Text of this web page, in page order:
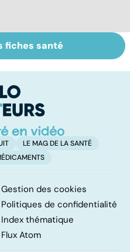
Faites un pied de
nez à la rhinite
fiches santé
LE MAG DE LA SANTÉ
Gestion des cookies
Politiques de confidentialité
Index thématique
Flux Atom